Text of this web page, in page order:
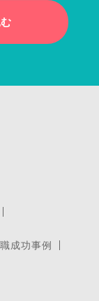
成功事例